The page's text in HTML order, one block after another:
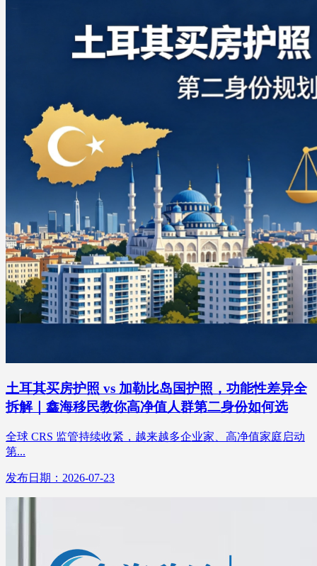
土耳其买房护照 vs 加勒比岛国护照，功能性差异全
拆解｜鑫海移民教你高净值人群第二身份如何选
全球 CRS 监管持续收紧，越来越多企业家、高净值家庭启动
第...
发布日期：2026-07-23